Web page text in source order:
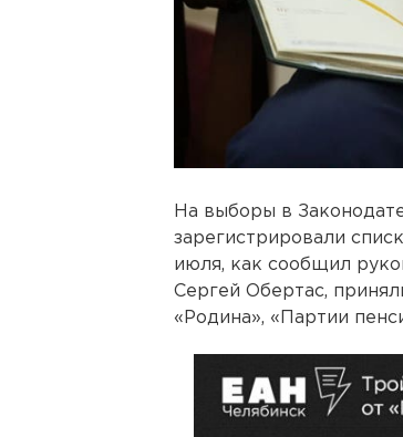
На выборы в
зарегистрировали
июля, как сообщил
Сергей Обертас,
«Родина», «Партии